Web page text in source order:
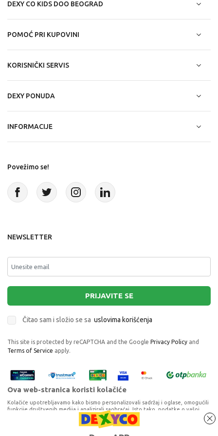
STABILO WOODY MULTI BOJICA 3IN1
DEXY CO KIDS DOO BEOGRAD
POMOĆ PRI KUPOVINI
KORISNIČKI SERVIS
DEXY PONUDA
INFORMACIJE
Povežimo se!
NEWSLETTER
PRIJAVITE SE
Čitao sam i složio se sa uslovima korišćenja
This site is protected by reCAPTCHA and the Google Privacy Policy and
Terms of Service apply.
Ova web-stranica koristi kolačiće
Kolačiće upotrebljavamo kako bismo personalizovali sadržaj i oglase, omogućili
funkcije društvenih medija i analizirali saobraćaj. Isto tako, podatke o vašoj
upotrebi naše web-lokacije delimo s partnerima za društvene medije,
oglašavanje i analizu, a oni ih mogu kombinovati s drugim podacima koje ste im
pružili ili koje su prikupili dok ste upotrebljavali njihove usluge. Nastavkom